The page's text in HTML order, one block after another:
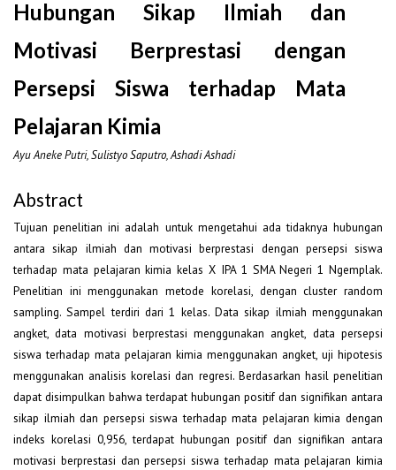
Hubungan Sikap Ilmiah dan
Motivasi Berprestasi dengan
Persepsi Siswa terhadap Mata
Pelajaran Kimia
Ayu Aneke Putri, Sulistyo Saputro, Ashadi Ashadi
Abstract
Tujuan penelitian ini adalah untuk mengetahui ada tidaknya hubungan
antara sikap ilmiah dan motivasi berprestasi dengan persepsi siswa
terhadap mata pelajaran kimia kelas X IPA 1 SMA Negeri 1 Ngemplak.
Penelitian ini menggunakan metode korelasi, dengan cluster random
sampling. Sampel terdiri dari 1 kelas. Data sikap ilmiah menggunakan
angket, data motivasi berprestasi menggunakan angket, data persepsi
siswa terhadap mata pelajaran kimia menggunakan angket, uji hipotesis
menggunakan analisis korelasi dan regresi. Berdasarkan hasil penelitian
dapat disimpulkan bahwa terdapat hubungan positif dan signifikan antara
sikap ilmiah dan persepsi siswa terhadap mata pelajaran kimia dengan
indeks korelasi 0,956, terdapat hubungan positif dan signifikan antara
motivasi berprestasi dan persepsi siswa terhadap mata pelajaran kimia